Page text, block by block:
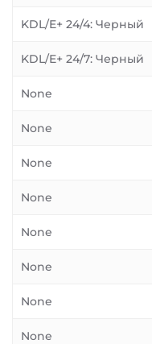
KDL/E+ 24/4: Черный
KDL/E+ 24/7: Черный
None
None
None
None
None
None
None
None